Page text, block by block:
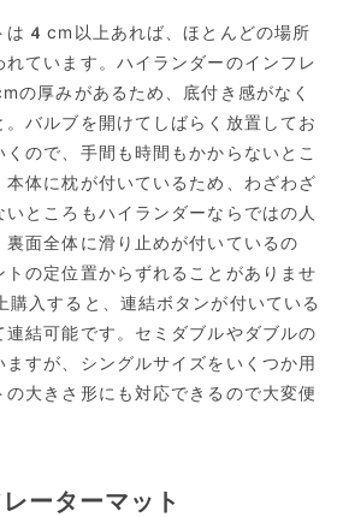
は4cm以上あれば、ほとんどの場所
ています。ハイランダーのインフレ
の厚みがあるため、底付き感がなく
バルブを開けてしばらく放置してお
くので、手間も時間もかからないとこ
本体に枕が付いているため、わざわざ
ところもハイランダーならではの人
面全体に滑り止めが付いているの
トの定位置からずれることがありませ
入すると、連結ボタンが付いている
結可能です。セミダブルやダブルの
すが、シングルサイズをいくつか用
大きさ形にも対応できるので大変便
ーターマット